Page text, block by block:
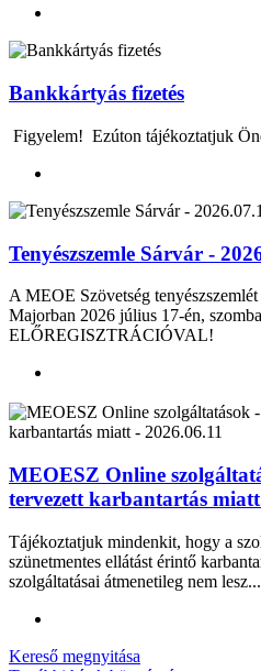
Bankkártyás fizetés
Figyelem! Ezúton tájékoztatjuk
Tenyészszemle Sárvár -
A MEOE Szövetség
Majorban 2026 július 17-én,
ELŐREGISZTRÁCIÓVAL!
MEOESZ Online
tervezett karbantartás miatt
Tájékoztatjuk mindenkit, hogy a
szünetmentes ellátást érintő
szolgáltatásai átmenetileg nem lesz...
Kereső megnyitása